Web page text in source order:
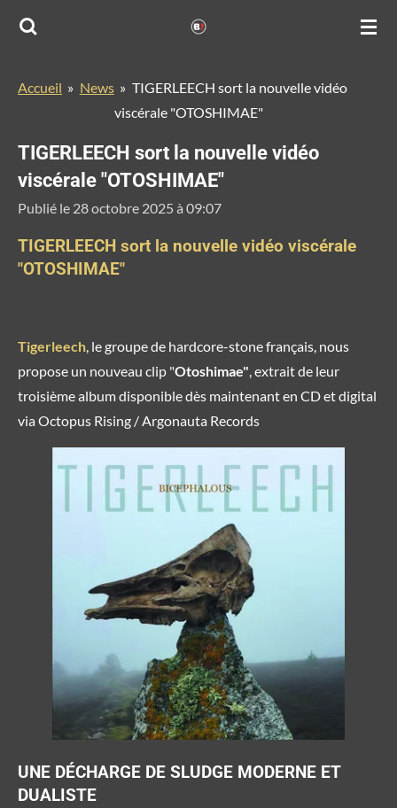
Passer
principal
Accueil » News » TIGERLEECH sort la nouvelle vidéo
viscérale "OTOSHIMAE"
TIGERLEECH sort la nouvelle vidéo
viscérale "OTOSHIMAE"
Publié le 28 octobre 2025 à 09:07
TIGERLEECH sort la nouvelle vidéo viscérale
"OTOSHIMAE"
Tigerleech, le groupe de hardcore-stone français, nous
propose un nouveau clip "Otoshimae", extrait de leur
troisième album disponible dès maintenant en CD et digital
via Octopus Rising / Argonauta Records
UNE DÉCHARGE DE SLUDGE MODERNE ET
DUALISTE